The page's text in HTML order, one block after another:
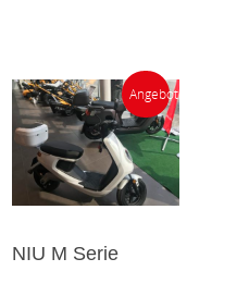
Angebot!
NIU M Serie